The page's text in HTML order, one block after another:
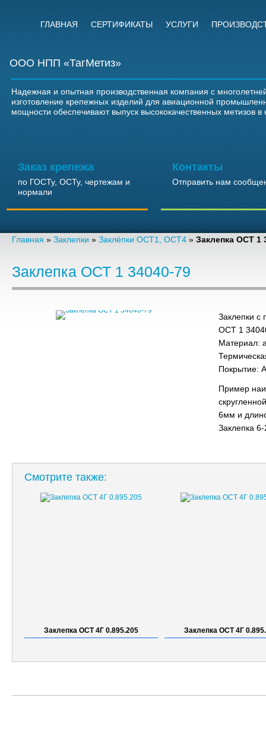
ГЛАВНАЯ СЕРТИФИКАТЫ УСЛУГИ
ООО НПП «ТагМетиз»
Надежная и опытная производственная компания с
изготовление крепежных изделий для авиационной
мощности обеспечивают выпуск высококачественных метизов в
Заказ крепежа
по ГОСТу, ОСТу, чертежам и
нормали
Контакты
Отправить нам
Главная » Заклепки » Заклёпки ОСТ1, ОСТ4 » Заклепка ОСТ 1
Заклепка ОСТ 1 34040-79
Заклепки с
ОСТ 1
Материал:
Покрытие:
Пример
6мм и
Заклепка
Смотрите также:
Заклепка ОСТ 4Г 0.895.205 Заклепка ОСТ 4Г